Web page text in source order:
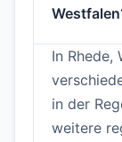
In Rhede,
in der
weitere